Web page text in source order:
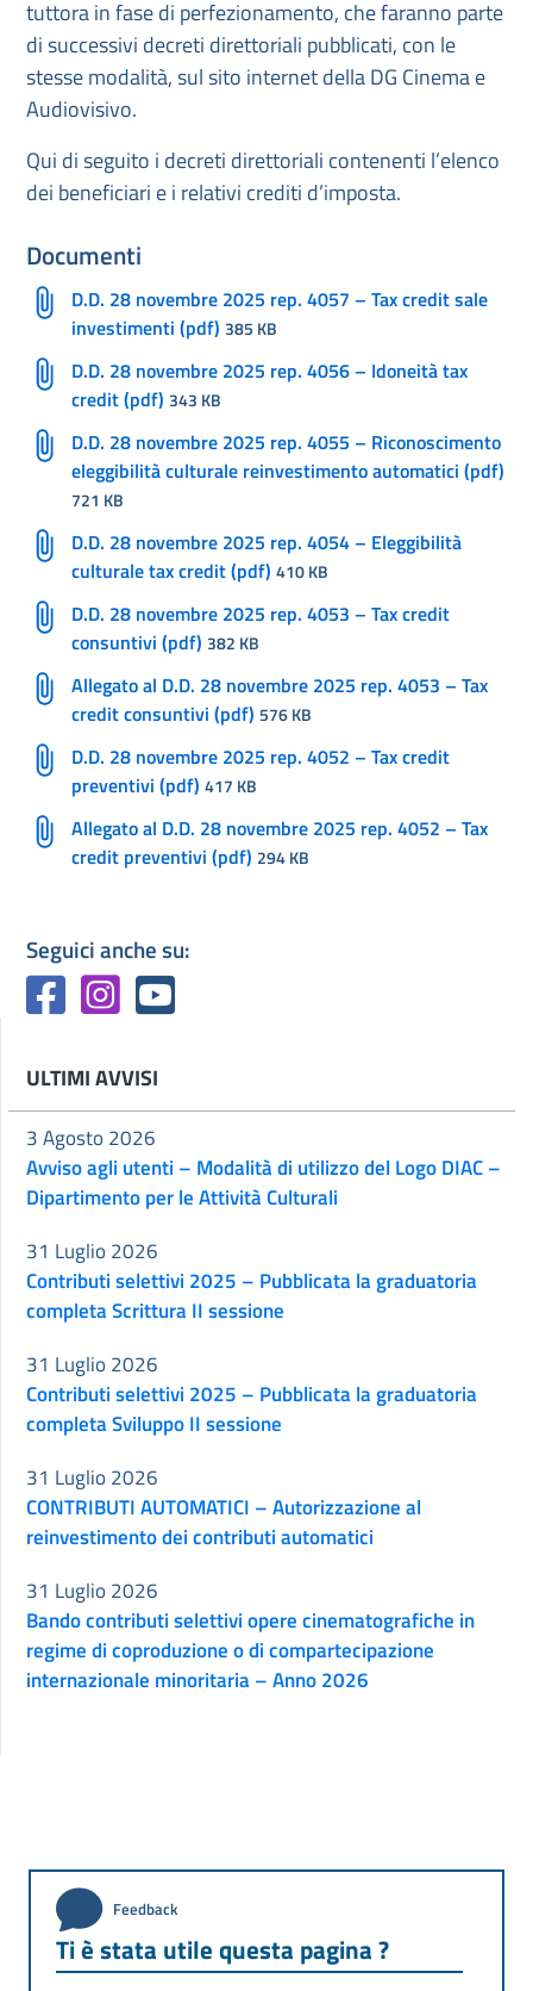
tuttora in fase di perfezionamento, che faranno parte
di successivi decreti direttoriali pubblicati, con le
stesse modalità, sul sito internet della DG Cinema e
Audiovisivo.
Qui di seguito i decreti direttoriali contenenti l’elenco
dei beneficiari e i relativi crediti d’imposta.
Documenti
D.D. 28 novembre 2025 rep. 4057 – Tax credit sale
investimenti (pdf) 385 KB
D.D. 28 novembre 2025 rep. 4056 – Idoneità tax
credit (pdf) 343 KB
D.D. 28 novembre 2025 rep. 4055 – Riconoscimento
eleggibilità culturale reinvestimento automatici (pdf)
721 KB
D.D. 28 novembre 2025 rep. 4054 – Eleggibilità
culturale tax credit (pdf) 410 KB
D.D. 28 novembre 2025 rep. 4053 – Tax credit
consuntivi (pdf) 382 KB
Allegato al D.D. 28 novembre 2025 rep. 4053 – Tax
credit consuntivi (pdf) 576 KB
D.D. 28 novembre 2025 rep. 4052 – Tax credit
preventivi (pdf) 417 KB
Allegato al D.D. 28 novembre 2025 rep. 4052 – Tax
credit preventivi (pdf) 294 KB
Seguici anche su:
ULTIMI AVVISI
Avviso agli utenti – Modalità di utilizzo del Logo DIAC –
Dipartimento per le Attività Culturali
3 Agosto 2026
Contributi selettivi 2025 – Pubblicata la graduatoria
completa Scrittura II sessione
31 Luglio 2026
Contributi selettivi 2025 – Pubblicata la graduatoria
completa Sviluppo II sessione
31 Luglio 2026
CONTRIBUTI AUTOMATICI – Autorizzazione al
reinvestimento dei contributi automatici
31 Luglio 2026
Bando contributi selettivi opere cinematografiche in
regime di coproduzione o di compartecipazione
internazionale minoritaria – Anno 2026
31 Luglio 2026
Feedback
Ti è stata utile questa pagina ?